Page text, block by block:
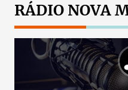
RÁDIO NOVA